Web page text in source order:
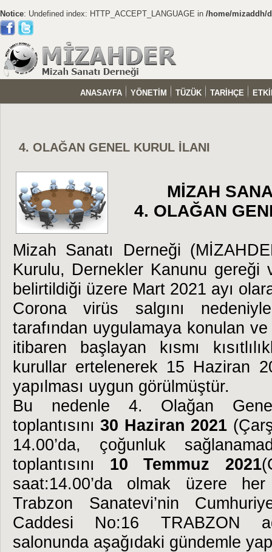
Notice: Undefined index: HTTP_ACCEPT_LANGUAGE in /home/mizaddh/
ANASAYFA YÖNETİM TÜZÜK TARİHÇE
4. OLAĞAN GENEL KURUL İLANI
MİZAH
4. OLAĞAN
Mizah Sanatı Derneği
Kurulu, Dernekler Kanunu gereği
belirtildiği üzere Mart 2021 ayı
Corona virüs salgını
tarafından uygulamaya konulan
itibaren başlayan kısmı
kurullar ertelenerek 15 Haziran
yapılması uygun görülmüştür.
Bu nedenle 4. Olağan
toplantısını30 Haziran 2021
14.00’da, çoğunluk
toplantısını 10 Temmuz 2021
saat:14.00’da olmak üzere
Trabzon Sanatevi’nin
Caddesi No:16 TRABZON
salonunda aşağıdaki gündemle